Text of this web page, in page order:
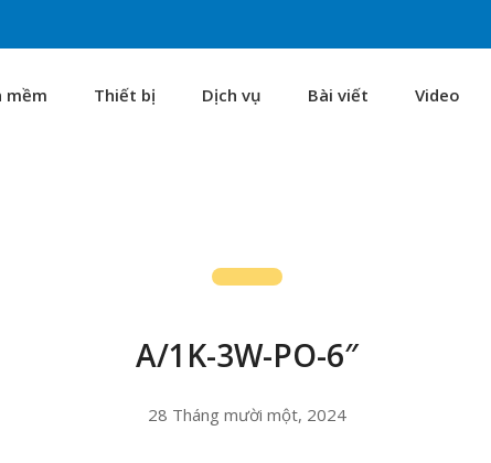
mềm Thiết bị Dịch vụ Bài viết Video
A/1K-3W-PO-6″
28 Tháng mười một, 2024